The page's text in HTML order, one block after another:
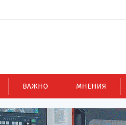
ВАЖНО МНЕНИЯ